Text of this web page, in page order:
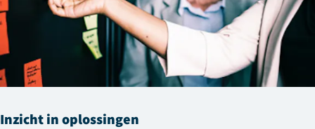
Inzicht in oplossingen